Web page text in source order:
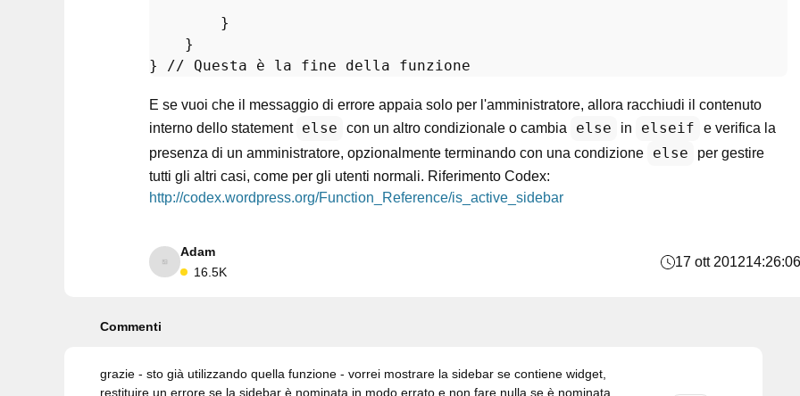
        }
    }
} // Questa è la fine della funzione
E se vuoi che il messaggio di errore appaia solo per l'amministratore, allora racchiudi il contenuto
interno dello statement else con un altro condizionale o cambia else in elseif
e verifica la
presenza di un amministratore, opzionalmente terminando con una condizione
else
per gestire
tutti gli altri casi, come per gli utenti normali. Riferimento Codex:
http://codex.wordpress.org/Function_Reference/is_active_sidebar
Adam
16.5K
17 ott 201214:26:06
Commenti
grazie - sto già utilizzando quella funzione - vorrei mostrare la sidebar se contiene widget,
restituire un errore se la sidebar è nominata in modo errato e non fare nulla se è nominata